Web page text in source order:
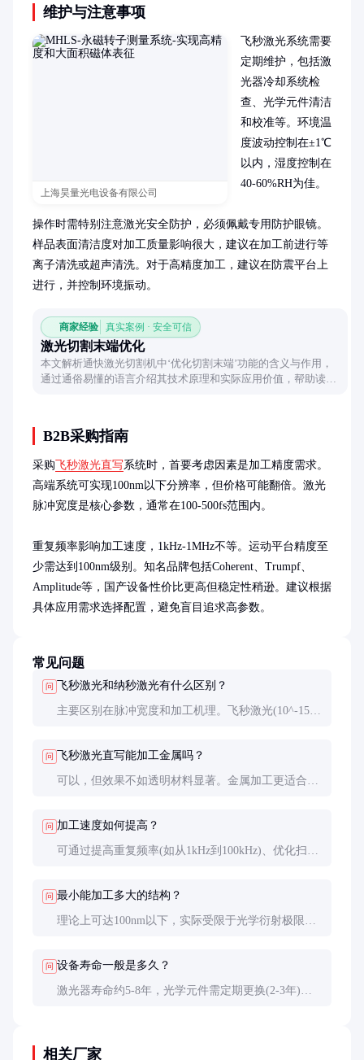
维护与注意事项
上海昊量光电设备有限公司
飞秒激光系统需要
定期维护，包括激
光器冷却系统检
查、光学元件清洁
和校准等。环境温
度波动控制在±1℃
以内，湿度控制在
40-60%RH为佳。
操作时需特别注意激光安全防护，必须佩戴专用防护眼镜。
样品表面清洁度对加工质量影响很大，建议在加工前进行等
离子清洗或超声清洗。对于高精度加工，建议在防震平台上
进行，并控制环境振动。
商家经验 真实案例 · 安全可信
激光切割末端优化
本文解析通快激光切割机中‘优化切割末端’功能的含义与作用，
通过通俗易懂的语言介绍其技术原理和实际应用价值，帮助读者
B2B采购指南
采购 飞秒激光直写系统时，首要考虑因素是加工精度需求。
高端系统可实现100nm以下分辨率，但价格可能翻倍。激光
脉冲宽度是核心参数，通常在100-500fs范围内。
重复频率影响加工速度，1kHz-1MHz不等。运动平台精度至
少需达到100nm级别。知名品牌包括Coherent、Trumpf、
Amplitude等，国产设备性价比更高但稳定性稍逊。建议根据
具体应用需求选择配置，避免盲目追求高参数。
常见问题
问 飞秒激光和纳秒激光有什么区别？
主要区别在脉冲宽度和加工机理。飞秒激光(10^-15
区。
问 飞秒激光直写能加工金属吗？
可以，但效果不如透明材料显著。金属加工更适合皮
问 加工速度如何提高？
可通过提高重复频率(如从1kHz到100kHz)、优化扫描
问 最小能加工多大的结构？
理论上可达100nm以下，实际受限于光学衍射极限。
问 设备寿命一般是多久？
激光器寿命约5-8年，光学元件需定期更换(2-3年)。
相关厂家